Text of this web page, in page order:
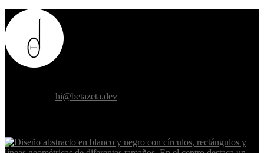
hi@betazeta.dev